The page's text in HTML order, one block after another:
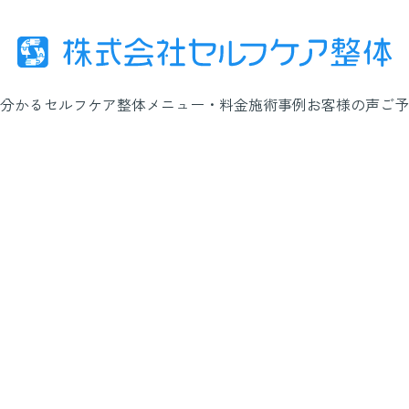
かるセルフケア整体メニュー・料金施術事例お客様の声ご